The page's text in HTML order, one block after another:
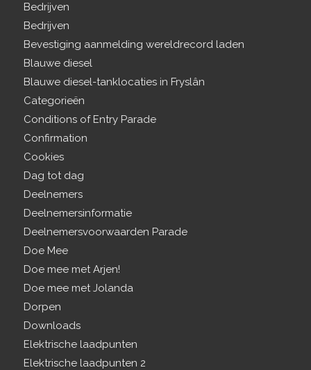
Bedrijven
Bedrijven
Bevestiging aanmelding wereldrecord laden
Blauwe diesel
Blauwe diesel-tanklocaties in Fryslân
Categorieën
Conditions of Entry Parade
Confirmation
Cookies
Dag tot dag
Deelnemers
Deelnemersinformatie
Deelnemersvoorwaarden Parade
Doe Mee
Doe mee met Arjen!
Doe mee met Jolanda
Dorpen
Downloads
Elektrische laadpunten
Elektrische laadpunten 2